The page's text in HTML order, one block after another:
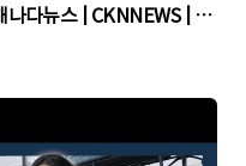
다뉴스 | CKNNEWS | 캐